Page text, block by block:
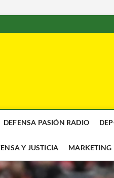
DEFENSA PASIÓN RADIO
Y JUSTICIA MARKETING